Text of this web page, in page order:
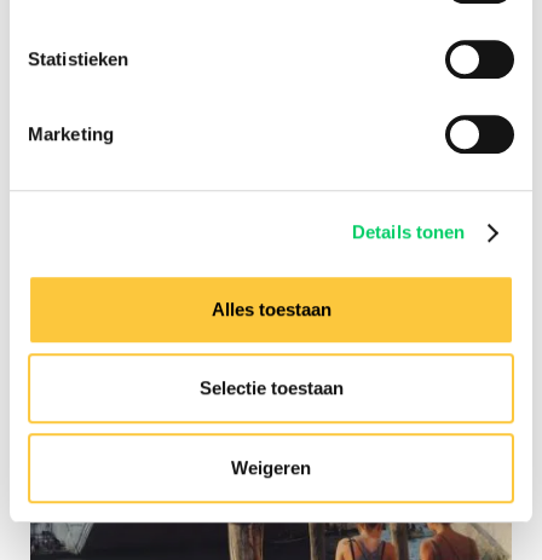
Statistieken
Marketing
Details tonen
Alles toestaan
Selectie toestaan
Weigeren